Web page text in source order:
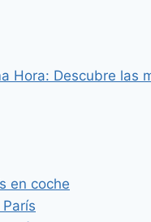
Hora: Descubre las
en coche